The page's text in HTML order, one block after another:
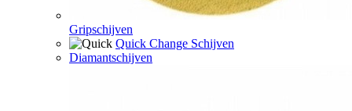
Gripschijven
Quick Change Schijven
Diamantschijven